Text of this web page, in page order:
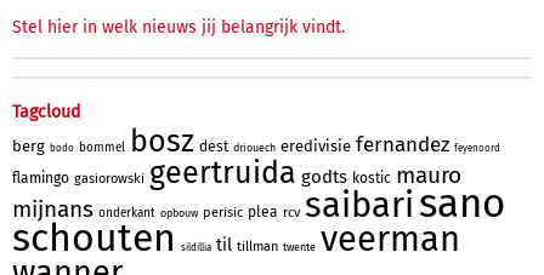
Stel hier in welk nieuws jij belangrijk vindt.
Tagcloud
berg bodo bommel bosz dest driouech eredivisie fernandez feyenoord
flamingo gasiorowski geertruida godts kostic mauro
mijnans onderkant opbouw perisic plea rcv saibari sano
schouten sildillia til tillman twente veerman